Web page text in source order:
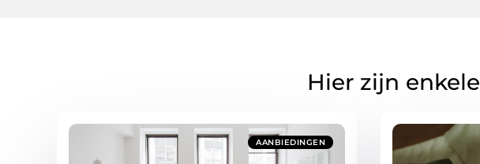
Hier zijn enkele
AANBIEDINGEN